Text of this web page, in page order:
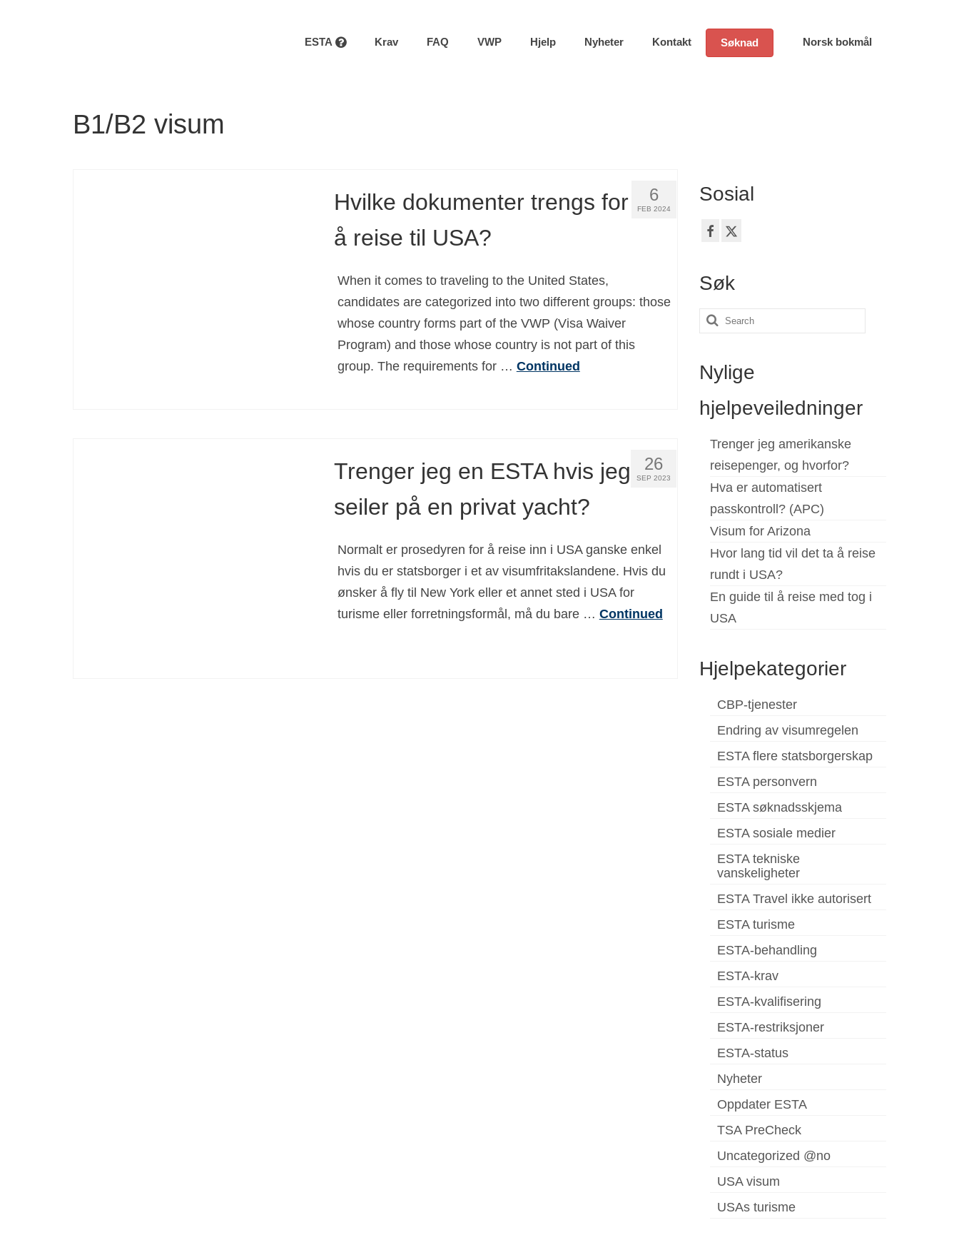
ESTA Krav FAQ VWP Hjelp Nyheter Kontakt Søknad Norsk bokmål
B1/B2 visum
6
FEB 2024
Hvilke dokumenter trengs for
å reise til USA?
When it comes to traveling to the United States,
candidates are categorized into two different groups: those
whose country forms part of the VWP (Visa Waiver
Program) and those whose country is not part of this
group. The requirements for … Continued
26
SEP 2023
Trenger jeg en ESTA hvis jeg
seiler på en privat yacht?
Normalt er prosedyren for å reise inn i USA ganske enkel
hvis du er statsborger i et av visumfritakslandene. Hvis du
ønsker å fly til New York eller et annet sted i USA for
turisme eller forretningsformål, må du bare … Continued
Sosial
Søk
Search
Nylige
hjelpeveiledninger
Trenger jeg amerikanske
reisepenger, og hvorfor?
Hva er automatisert
passkontroll? (APC)
Visum for Arizona
Hvor lang tid vil det ta å reise
rundt i USA?
En guide til å reise med tog i
USA
Hjelpekategorier
CBP-tjenester
Endring av visumregelen
ESTA flere statsborgerskap
ESTA personvern
ESTA søknadsskjema
ESTA sosiale medier
ESTA tekniske
vanskeligheter
ESTA Travel ikke autorisert
ESTA turisme
ESTA-behandling
ESTA-krav
ESTA-kvalifisering
ESTA-restriksjoner
ESTA-status
Nyheter
Oppdater ESTA
TSA PreCheck
Uncategorized @no
USA visum
USAs turisme